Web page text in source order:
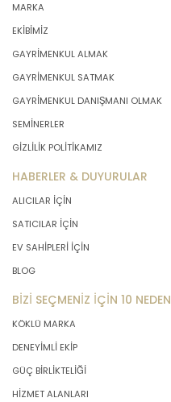
MARKA
EKİBİMİZ
GAYRİMENKUL ALMAK
GAYRİMENKUL SATMAK
GAYRİMENKUL DANIŞMANI OLMAK
SEMİNERLER
GİZLİLİK POLİTİKAMIZ
HABERLER & DUYURULAR
ALICILAR İÇİN
SATICILAR İÇİN
EV SAHİPLERİ İÇİN
BLOG
BİZİ SEÇMENİZ İÇİN 10 NEDEN
KÖKLÜ MARKA
DENEYİMLİ EKİP
GÜÇ BİRLİKTELİĞİ
HİZMET ALANLARI